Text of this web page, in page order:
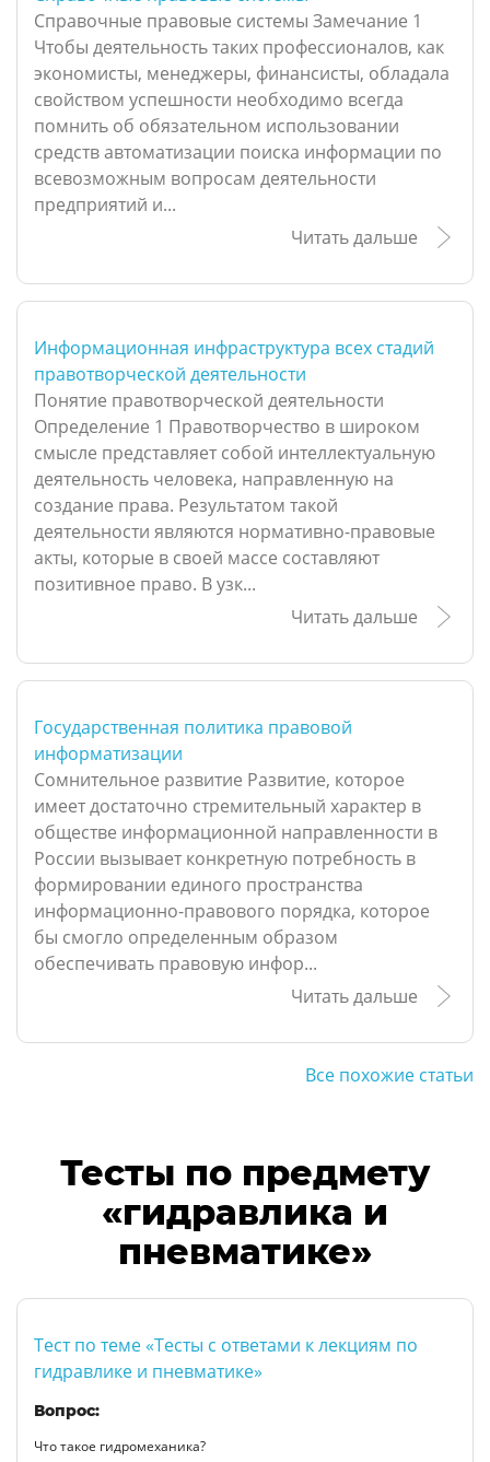
Справочные правовые системы Замечание 1
Чтобы деятельность таких профессионалов, как
экономисты, менеджеры, финансисты, обладала
свойством успешности необходимо всегда
помнить об обязательном использовании
средств автоматизации поиска информации по
всевозможным вопросам деятельности
предприятий и...
Читать дальше
Информационная инфраструктура всех стадий
правотворческой деятельности
Понятие правотворческой деятельности
Определение 1 Правотворчество в широком
смысле представляет собой интеллектуальную
деятельность человека, направленную на
создание права. Результатом такой
деятельности являются нормативно-правовые
акты, которые в своей массе составляют
позитивное право. В узк...
Читать дальше
Государственная политика правовой
информатизации
Сомнительное развитие Развитие, которое
имеет достаточно стремительный характер в
обществе информационной направленности в
России вызывает конкретную потребность в
формировании единого пространства
информационно-правового порядка, которое
бы смогло определенным образом
обеспечивать правовую инфор...
Читать дальше
Все похожие статьи
Тесты по предмету
«гидравлика и
пневматике»
Тест по теме «Тесты с ответами к лекциям по
гидравлике и пневматике»
Вопрос:
Что такое гидромеханика?